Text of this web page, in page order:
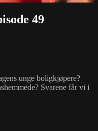
49
unge boligkjøpere?
Svarene får vi i